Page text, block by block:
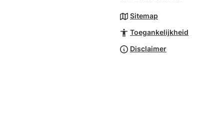
Sitemap
Toegankelijkheid
Disclaimer